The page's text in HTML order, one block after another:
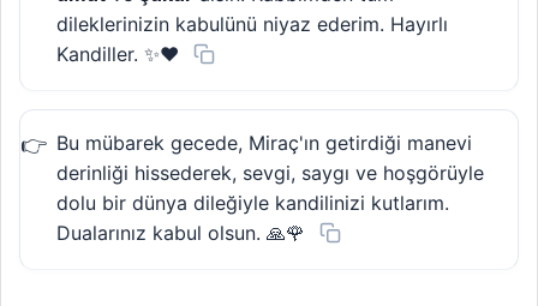
dileklerinizin kabulünü niyaz ederim. Hayırlı
Kandiller. ✨❤️
Bu mübarek gecede, Miraç'ın getirdiği manevi
derinliği hissederek, sevgi, saygı ve hoşgörüyle
dolu bir dünya dileğiyle kandilinizi kutlarım.
Dualarınız kabul olsun. 🙏🌹